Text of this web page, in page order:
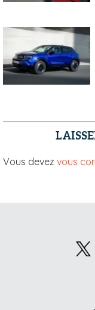
Vous devez vous